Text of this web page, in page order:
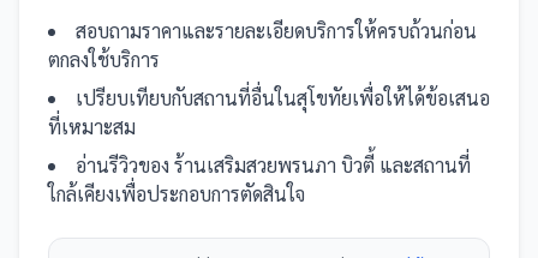
สอบถามราคาและรายละเอียดบริการให้ครบถ้วนก่อน
ตกลงใช้บริการ
เปรียบเทียบกับสถานที่อื่นในสุโขทัยเพื่อให้ได้ข้อเสนอ
ที่เหมาะสม
อ่านรีวิวของ ร้านเสริมสวยพรนภา บิวตี้ และสถานที่
ใกล้เคียงเพื่อประกอบการตัดสินใจ